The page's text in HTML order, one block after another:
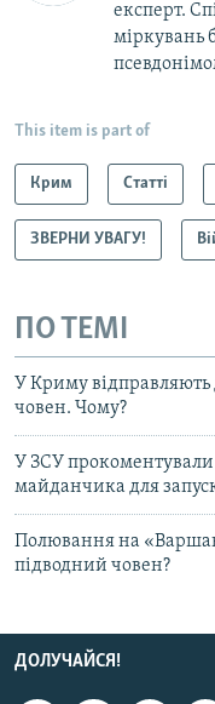
експерт.
міркувань
This item is part of
Крим Статті
ЗВЕРНИ УВАГУ!
ПО ТЕМІ
У Криму
човен. Чому?
У ЗСУ прокоментували
майданчика для
Полювання на
підводний човен?
ДОЛУЧАЙСЯ!